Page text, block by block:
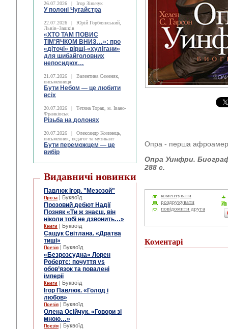
26.07.2026 | Ігор Зіньчук
У полоні Чугайстра
22.07.2026 |
Юрій Горблянський,
Львів–Зашків
«ХТО ТАМ ПОВИС
ТІМ’ЯЧКОМ ВНИЗ…»: про
«діточі» вірші-«хулігани»
для шибайголовних
непосидюх…
21.07.2026 |
Валентина Семеняк,
письменниця
Бути Небом ― це любити
всіх
20.07.2026 |
Тетяна Торак, м. Івано-
Франківськ
Різьба на долонях
20.07.2026 |
Олександр Козинець,
письменник, педагог та музикант
Бути переможцем — це
вибір
Видавничі новинки
Павлюк Ігор. "Мезозой"
Проза | Буквоїд
Прозовий дебют Надії
Позняк «Ти ж знаєш, він
ніколи тобі не дзвонить…»
Книги | Буквоїд
Сащук Світлана. «Дратва
тиші»
Поезія | Буквоїд
«Безрозсудна» Лорен
Робертс: почуття vs
обов’язок та повалені
імперії
Книги | Буквоїд
Ігор Павлюк. «Голод і
любов»
Поезія | Буквоїд
Олена Осійчук. «Говори зі
мною…»
Поезія | Буквоїд
Опра - перша
Опра Уинфри.
288 с.
коментувати
роздрукувати
повідомити друга
Коментарі